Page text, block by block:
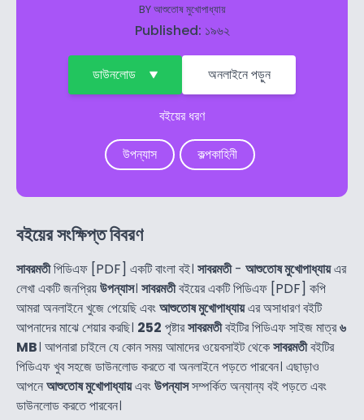
BYআশুতোষ মুখোপাধ্যায়
Published: ১৯৬২
ডাউনলোড অনলাইনে পড়ুন
বইয়ের ধরণ
উপন্যাস কল্পকাহিনী
বইয়ের সংক্ষিপ্ত বিবরণ
সাবরমতীপিডিএফ [PDF] একটি বাংলা বই। সাবরমতী- আশুতোষ মুখোপাধ্যায়এর
লেখা একটি জনপ্রিয়উপন্যাস। সাবরমতীবইয়ের একটি পিডিএফ [PDF] কপি
আমরা অনলাইনে খুজে পেয়েছি এবংআশুতোষ মুখোপাধ্যায়এর অসাধারণ বইটি
আপনাদের মাঝে শেয়ার করছি। 252 পৃষ্টারসাবরমতীবইটির পিডিএফ সাইজ মাত্র৬
MB। আপনারা চাইলে যে কোন সময় আমাদের ওয়েবসাইট থেকেসাবরমতীবইটির
পিডিএফ খুব সহজে ডাউনলোড করতে বা অনলাইনে পড়তে পারবেন। এছাড়াও
আপনেআশুতোষ মুখোপাধ্যায়এবংউপন্যাসসম্পর্কিত অন্যান্য বই পড়তে এবং
ডাউনলোড করতে পারবেন।